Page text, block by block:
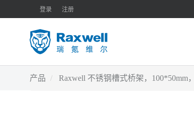
登录 注册
产品 Raxwell 不锈钢槽式桥架，100*50mm